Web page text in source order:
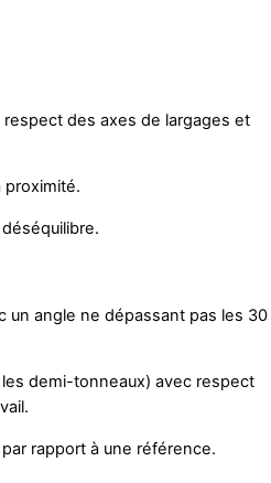
des axes de largages et
proximité.
un angle ne dépassant pas les 30
demi-tonneaux) avec respect
rapport à une référence.